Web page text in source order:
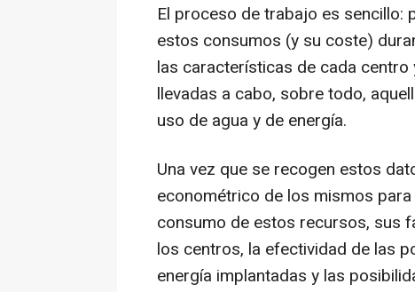
El proceso de trabajo es
estos consumos (y su coste)
las características de cada centro
llevadas a cabo, sobre todo,
uso de agua y de energía.
Una vez que se recogen estos
econométrico de los mismos
consumo de estos recursos, sus
los centros, la efectividad de las
energía implantadas y las